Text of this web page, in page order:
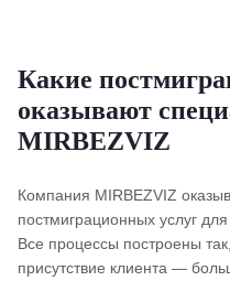
Какие
оказывают
MIRBEZVIZ
Компания MIRBEZVIZ
постмиграционных услуг
Все процессы построены
присутствие клиента —